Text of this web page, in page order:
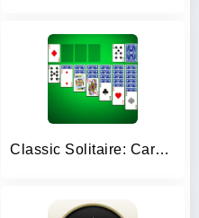
Classic Solitaire: Card Games